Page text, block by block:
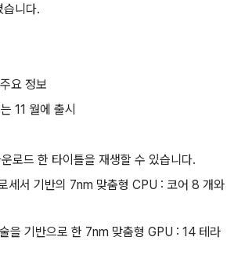
습니다.
요 정보
11 월에 출시
로드 한 타이틀을 재생할 수 있습니다.
세서 기반의 7nm 맞춤형 CPU : 코어 8 개와
을 기반으로 한 7nm 맞춤형 GPU : 14 테라